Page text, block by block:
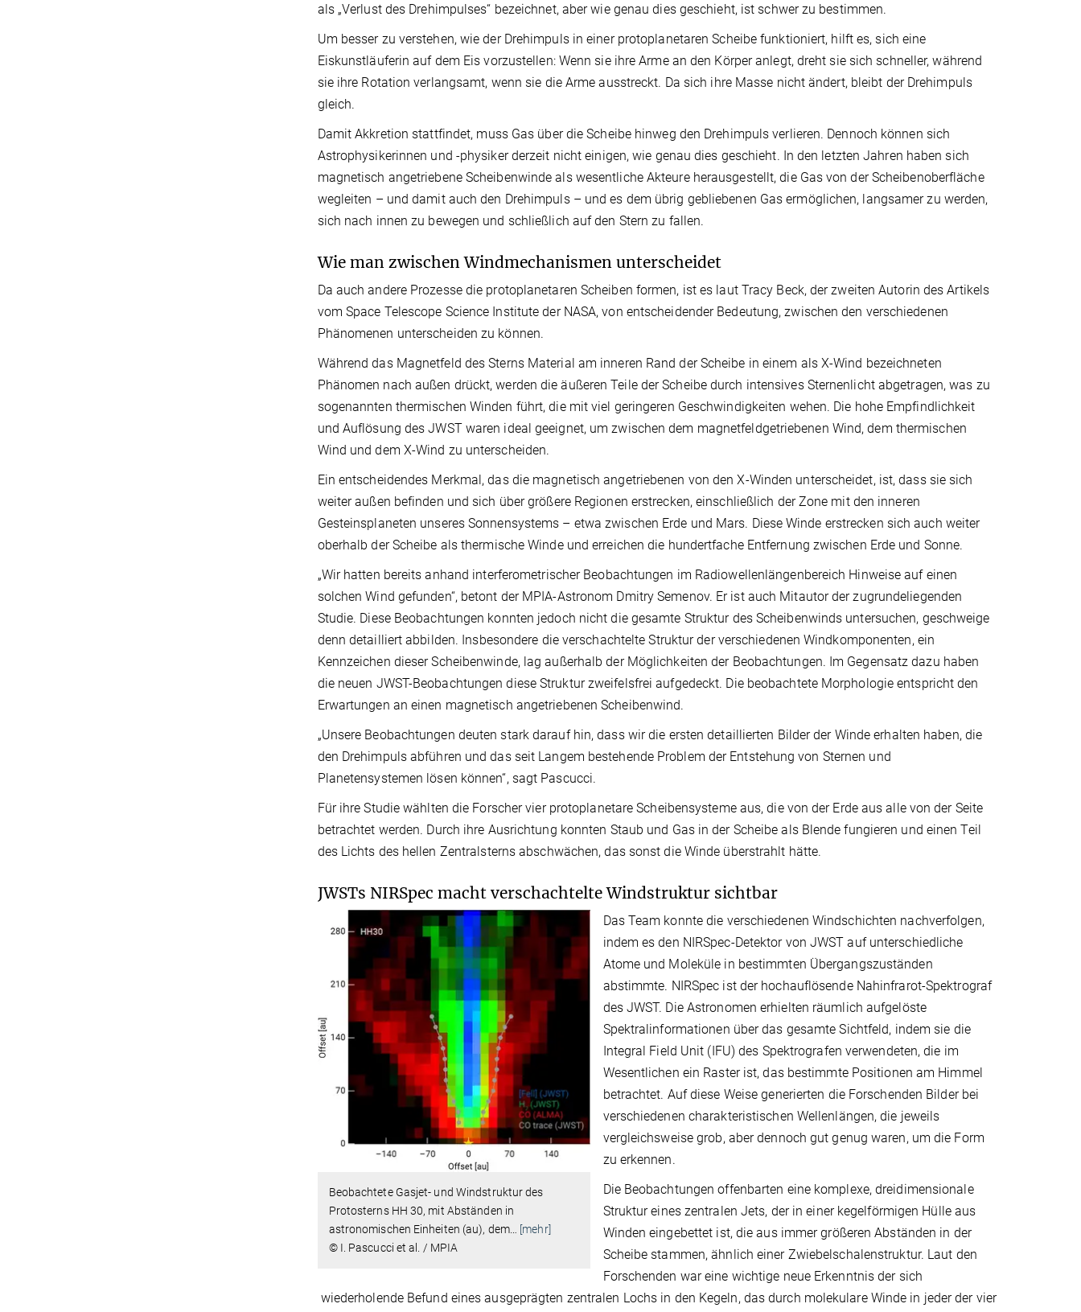
als „Verlust des Drehimpulses“ bezeichnet, aber wie genau dies geschieht, ist schwer zu bestimmen.
Um besser zu verstehen, wie der Drehimpuls in einer protoplanetaren Scheibe funktioniert, hilft es, sich eine
Eiskunstläuferin auf dem Eis vorzustellen: Wenn sie ihre Arme an den Körper anlegt, dreht sie sich schneller, während
sie ihre Rotation verlangsamt, wenn sie die Arme ausstreckt. Da sich ihre Masse nicht ändert, bleibt der Drehimpuls
gleich.
Damit Akkretion stattfindet, muss Gas über die Scheibe hinweg den Drehimpuls verlieren. Dennoch können sich
Astrophysikerinnen und -physiker derzeit nicht einigen, wie genau dies geschieht. In den letzten Jahren haben sich
magnetisch angetriebene Scheibenwinde als wesentliche Akteure herausgestellt, die Gas von der Scheibenoberfläche
wegleiten – und damit auch den Drehimpuls – und es dem übrig gebliebenen Gas ermöglichen, langsamer zu werden,
sich nach innen zu bewegen und schließlich auf den Stern zu fallen.
Wie man zwischen Windmechanismen unterscheidet
Da auch andere Prozesse die protoplanetaren Scheiben formen, ist es laut Tracy Beck, der zweiten Autorin des Artikels
vom Space Telescope Science Institute der NASA, von entscheidender Bedeutung, zwischen den verschiedenen
Phänomenen unterscheiden zu können.
Während das Magnetfeld des Sterns Material am inneren Rand der Scheibe in einem als X-Wind bezeichneten
Phänomen nach außen drückt, werden die äußeren Teile der Scheibe durch intensives Sternenlicht abgetragen, was zu
sogenannten thermischen Winden führt, die mit viel geringeren Geschwindigkeiten wehen. Die hohe Empfindlichkeit
und Auflösung des JWST waren ideal geeignet, um zwischen dem magnetfeldgetriebenen Wind, dem thermischen
Wind und dem X-Wind zu unterscheiden.
Ein entscheidendes Merkmal, das die magnetisch angetriebenen von den X-Winden unterscheidet, ist, dass sie sich
weiter außen befinden und sich über größere Regionen erstrecken, einschließlich der Zone mit den inneren
Gesteinsplaneten unseres Sonnensystems – etwa zwischen Erde und Mars. Diese Winde erstrecken sich auch weiter
oberhalb der Scheibe als thermische Winde und erreichen die hundertfache Entfernung zwischen Erde und Sonne.
„Wir hatten bereits anhand interferometrischer Beobachtungen im Radiowellenlängenbereich Hinweise auf einen
solchen Wind gefunden“, betont der MPIA-Astronom Dmitry Semenov. Er ist auch Mitautor der zugrundeliegenden
Studie. Diese Beobachtungen konnten jedoch nicht die gesamte Struktur des Scheibenwinds untersuchen, geschweige
denn detailliert abbilden. Insbesondere die verschachtelte Struktur der verschiedenen Windkomponenten, ein
Kennzeichen dieser Scheibenwinde, lag außerhalb der Möglichkeiten der Beobachtungen. Im Gegensatz dazu haben
die neuen JWST-Beobachtungen diese Struktur zweifelsfrei aufgedeckt. Die beobachtete Morphologie entspricht den
Erwartungen an einen magnetisch angetriebenen Scheibenwind.
„Unsere Beobachtungen deuten stark darauf hin, dass wir die ersten detaillierten Bilder der Winde erhalten haben, die
den Drehimpuls abführen und das seit Langem bestehende Problem der Entstehung von Sternen und
Planetensystemen lösen können“, sagt Pascucci.
Für ihre Studie wählten die Forscher vier protoplanetare Scheibensysteme aus, die von der Erde aus alle von der Seite
betrachtet werden. Durch ihre Ausrichtung konnten Staub und Gas in der Scheibe als Blende fungieren und einen Teil
des Lichts des hellen Zentralsterns abschwächen, das sonst die Winde überstrahlt hätte.
JWSTs NIRSpec macht verschachtelte Windstruktur sichtbar
Beobachtete Gasjet- und Windstruktur des
Protosterns HH 30, mit Abständen in
astronomischen Einheiten (au), dem…
[mehr]
© I. Pascucci et al. / MPIA
Das Team konnte die verschiedenen Windschichten nachverfolgen,
indem es den NIRSpec-Detektor von JWST auf unterschiedliche
Atome und Moleküle in bestimmten Übergangszuständen
abstimmte. NIRSpec ist der hochauflösende Nahinfrarot-Spektrograf
des JWST. Die Astronomen erhielten räumlich aufgelöste
Spektralinformationen über das gesamte Sichtfeld, indem sie die
Integral Field Unit (IFU) des Spektrografen verwendeten, die im
Wesentlichen ein Raster ist, das bestimmte Positionen am Himmel
betrachtet. Auf diese Weise generierten die Forschenden Bilder bei
verschiedenen charakteristischen Wellenlängen, die jeweils
vergleichsweise grob, aber dennoch gut genug waren, um die Form
zu erkennen.
Die Beobachtungen offenbarten eine komplexe, dreidimensionale
Struktur eines zentralen Jets, der in einer kegelförmigen Hülle aus
Winden eingebettet ist, die aus immer größeren Abständen in der
Scheibe stammen, ähnlich einer Zwiebelschalenstruktur. Laut den
Forschenden war eine wichtige neue Erkenntnis der sich
wiederholende Befund eines ausgeprägten zentralen Lochs in den Kegeln, das durch molekulare Winde in jeder der vier